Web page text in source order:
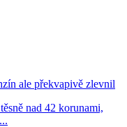
ale překvapivě zlevnil
nad 42 korunami,